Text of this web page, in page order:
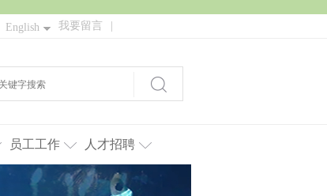
English 我要留言
员工工作 人才招聘